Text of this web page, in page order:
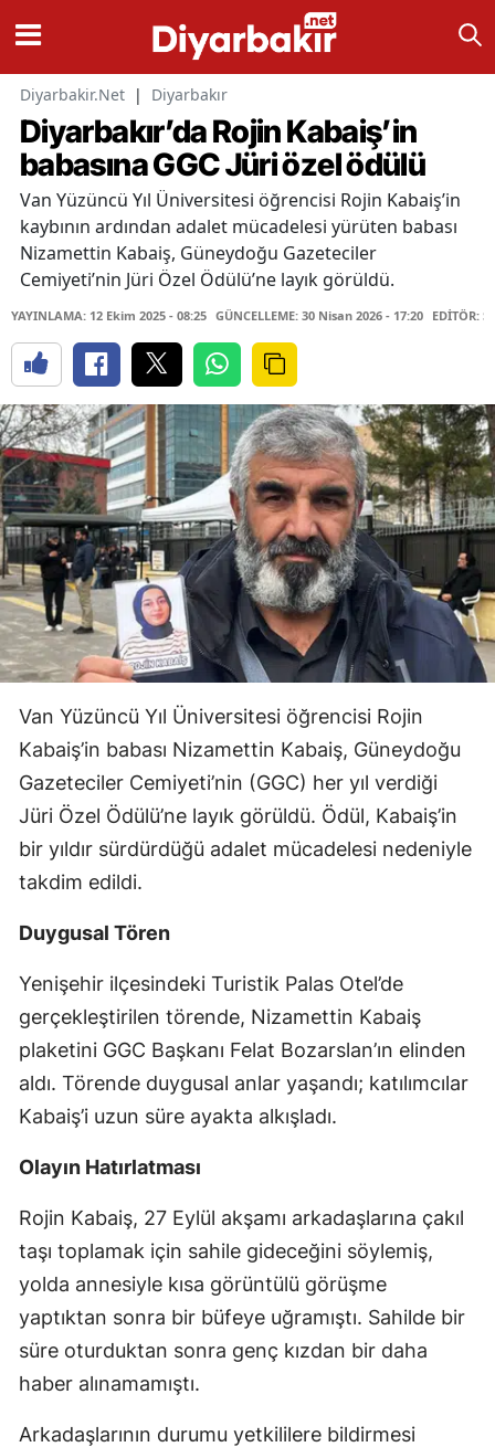
Diyarbakir.Net | Diyarbakır
Diyarbakır’da Rojin Kabaiş’in
babasına GGC Jüri özel ödülü
Van Yüzüncü Yıl Üniversitesi öğrencisi Rojin Kabaiş’in
kaybının ardından adalet mücadelesi yürüten babası
Nizamettin Kabaiş, Güneydoğu Gazeteciler
Cemiyeti’nin Jüri Özel Ödülü’ne layık görüldü.
YAYINLAMA: 12 Ekim 2025 - 08:25 GÜNCELLEME: 30 Nisan 2026 - 17:20 EDİTÖR:
Van Yüzüncü Yıl Üniversitesi öğrencisi Rojin
Kabaiş’in babası Nizamettin Kabaiş, Güneydoğu
Gazeteciler Cemiyeti’nin (GGC) her yıl verdiği
Jüri Özel Ödülü’ne layık görüldü. Ödül, Kabaiş’in
bir yıldır sürdürdüğü adalet mücadelesi nedeniyle
takdim edildi.
Duygusal Tören
Yenişehir ilçesindeki Turistik Palas Otel’de
gerçekleştirilen törende, Nizamettin Kabaiş
plaketini GGC Başkanı Felat Bozarslan’ın elinden
aldı. Törende duygusal anlar yaşandı; katılımcılar
Kabaiş’i uzun süre ayakta alkışladı.
Olayın Hatırlatması
Rojin Kabaiş, 27 Eylül akşamı arkadaşlarına çakıl
taşı toplamak için sahile gideceğini söylemiş,
yolda annesiyle kısa görüntülü görüşme
yaptıktan sonra bir büfeye uğramıştı. Sahilde bir
süre oturduktan sonra genç kızdan bir daha
haber alınamamıştı.
Arkadaşlarının durumu yetkililere bildirmesi